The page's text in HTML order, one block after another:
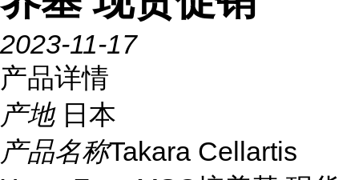
2023-11-17
产品详情
产地 日本
产品名称Takara Cellartis